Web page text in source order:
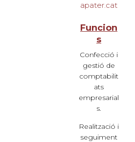
apater.cat
Funcion
s
Confecció i
gestió de
comptabilit
ats
empresarial
s.
Realització i
seguiment